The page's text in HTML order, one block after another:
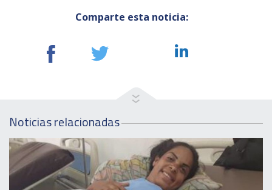
Comparte esta noticia:
Noticias relacionadas